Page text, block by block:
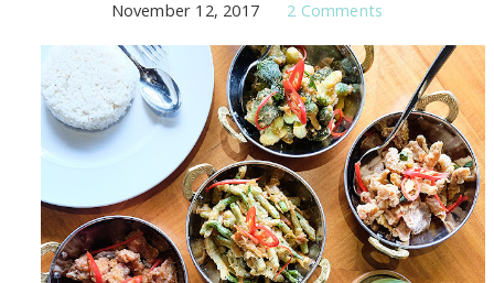
November 12, 2017 2 Comments